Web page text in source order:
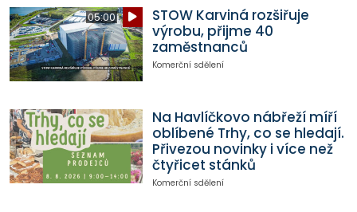
05:00
STOW Karviná rozšiřuje
výrobu, přijme 40
zaměstnanců
Komerční sdělení
Na Havlíčkovo nábřeží míří
oblíbené Trhy, co se hledají.
Přivezou novinky i více než
čtyřicet stánků
Komerční sdělení